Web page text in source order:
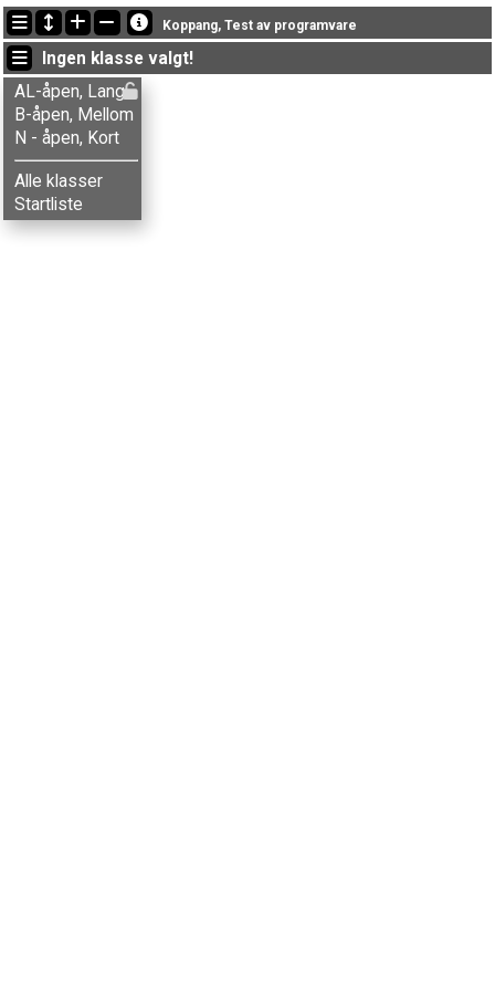
Siste oppdateringer
23:20:44: Steinar Andersen (B-åpen, Mellom) kom i mål med tiden 46:54 (7)
23:16:23: Sven Sletten (B-åpen, Mellom
23:15:14: Nicole Daziano (B-åpen, Mellom) kom i mål med tiden 41:25 (3)
Koppang, Test av programvare
Ingen klasse valgt!
AL-åpen, Lang
B-åpen, Mellom
N - åpen, Kort
Alle klasser
Startliste